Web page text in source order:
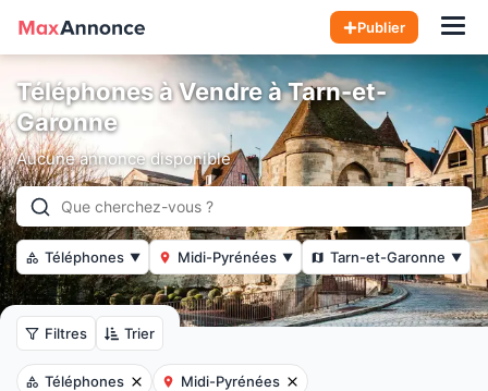
Publier
Téléphones à Vendre à Tarn-et-
Garonne
Aucune annonce disponible
Téléphones ▼ Midi-Pyrénées ▼ Tarn-et-Garonne ▼
Filtres Trier
Téléphones
Midi-Pyrénées